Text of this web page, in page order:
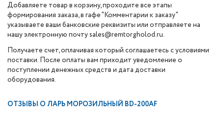
Добавляете товар в корзину, проходите все этапы
формирования заказа, в гафе "Комментарии к заказу"
указываете ваши банковские реквизиты или отправляете на
нашу электронную почту sales@remtorgholod.ru.
Получаете счет, оплачивая который соглашаетесь с условиями
поставки. После оплаты вам приходит уведомление о
поступлении денежных средств и дата доставки
оборудования.
ОТЗЫВЫ О ЛАРЬ МОРОЗИЛЬНЫЙ BD-200AF